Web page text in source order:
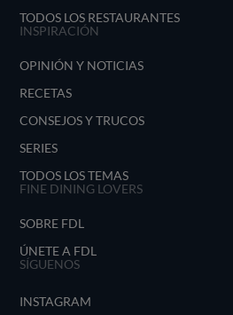
TODOS LOS RESTAURANTES
INSPIRACIÓN
OPINIÓN Y NOTICIAS
RECETAS
CONSEJOS Y TRUCOS
SERIES
TODOS LOS TEMAS
FINE DINING LOVERS
SOBRE FDL
ÚNETE A FDL
SÍGUENOS
INSTAGRAM